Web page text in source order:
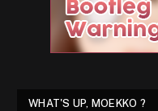
WHAT'S UP, MOEKKO ?